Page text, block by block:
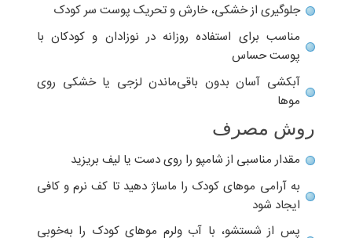
جلوگیری از خشکی، خارش و تحریک پوست سر کودک
مناسب برای استفاده روزانه در نوزادان و کودکان با
پوست حساس
آبکشی آسان بدون باقی‌ماندن لزجی یا خشکی روی
موها
روش مصرف
مقدار مناسبی از شامپو را روی دست یا لیف بریزید
به آرامی موهای کودک را ماساژ دهید تا کف نرم و کافی
ایجاد شود
پس از شستشو، با آب ولرم موهای کودک را به‌خوبی